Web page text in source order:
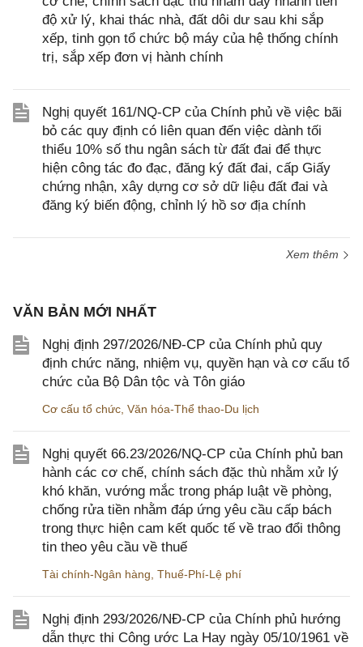
độ xử lý, khai thác nhà, đất dôi dư sau khi sắp
xếp, tinh gọn tổ chức bộ máy của hệ thống chính
trị, sắp xếp đơn vị hành chính
Nghị quyết 161/NQ-CP của Chính phủ về việc bãi
bỏ các quy định có liên quan đến việc dành tối
thiểu 10% số thu ngân sách từ đất đai để thực
hiện công tác đo đạc, đăng ký đất đai, cấp Giấy
chứng nhận, xây dựng cơ sở dữ liệu đất đai và
đăng ký biến động, chỉnh lý hồ sơ địa chính
Xem thêm
VĂN BẢN MỚI NHẤT
Nghị định 297/2026/NĐ-CP của Chính phủ quy
định chức năng, nhiệm vụ, quyền hạn và cơ cấu tổ
chức của Bộ Dân tộc và Tôn giáo
Cơ cấu tổ chức Văn hóa-Thể thao-Du lịch
Nghị quyết 66.23/2026/NQ-CP của Chính phủ ban
hành các cơ chế, chính sách đặc thù nhằm xử lý
khó khăn, vướng mắc trong pháp luật về phòng,
chống rửa tiền nhằm đáp ứng yêu cầu cấp bách
trong thực hiện cam kết quốc tế về trao đổi thông
tin theo yêu cầu về thuế
Tài chính-Ngân hàng Thuế-Phí-Lệ phí
Nghị định 293/2026/NĐ-CP của Chính phủ hướng
dẫn thực thi Công ước La Hay ngày 05/10/1961 về